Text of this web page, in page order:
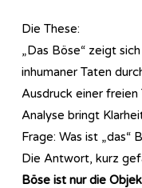
Die These:
„Das Böse“ zeigt
inhumaner Taten
Ausdruck einer
Analyse bringt
Frage: Was ist „das“
Die Antwort, kurz
Böse ist nur die